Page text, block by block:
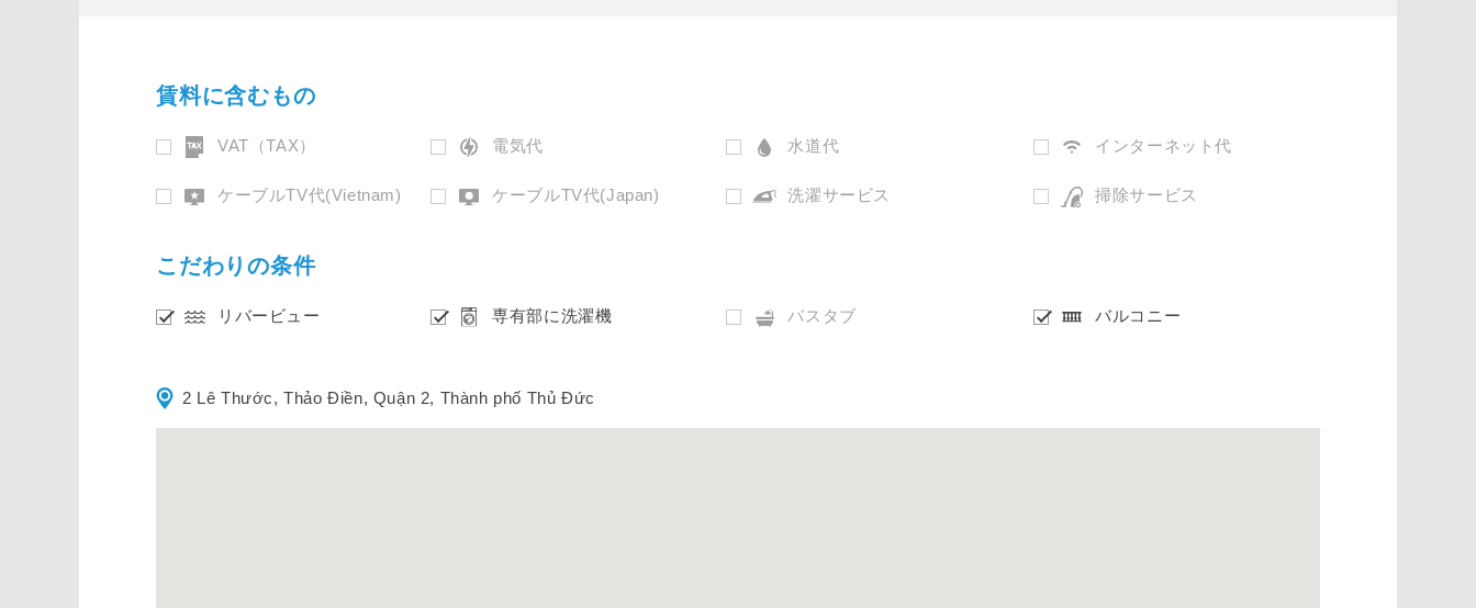
賃料に含むもの
VAT（TAX） 電気代 水道代 インターネット代
ケーブルTV代(Vietnam) ケーブルTV代(Japan) 洗濯サービス 掃除サービス
こだわりの条件
リバービュー 専有部に洗濯機 バスタブ バルコニー
2 Lê Thước, Thảo Điền, Quận 2, Thành phố Thủ Đức